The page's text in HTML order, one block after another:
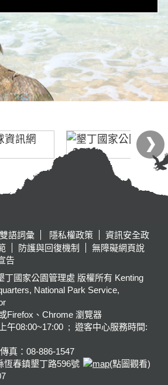
語詞彙 隱私權政策
資訊安全政
防護與回復機制
無障礙網頁說
告
丁國家公園管理處 版權所有 Kenting
National Park Service,
Firefox、Chrome 瀏覽器
午08:00~17:00 ; 遊客中心服務時間:
真：08-886-1547
恆春鎮墾丁路596號
(點圖觀看)